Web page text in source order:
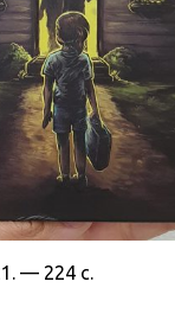
— 224 с.